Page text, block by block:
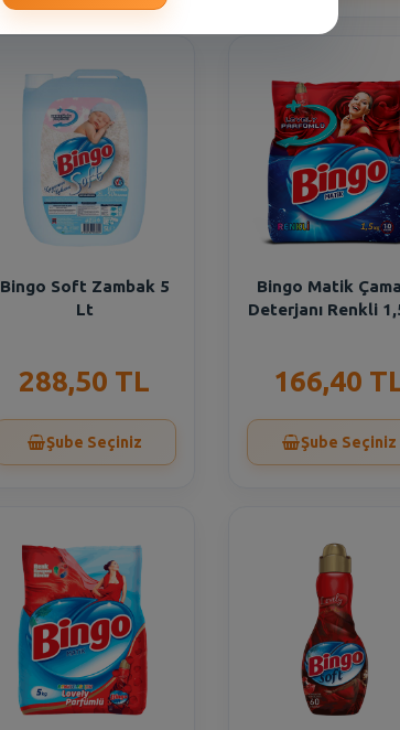
Bingo Soft Zambak 5
Lt
288,50 TL
Şube Seçiniz
Bingo Matik
Deterjanı Renkli
166,40
Şube Seçiniz